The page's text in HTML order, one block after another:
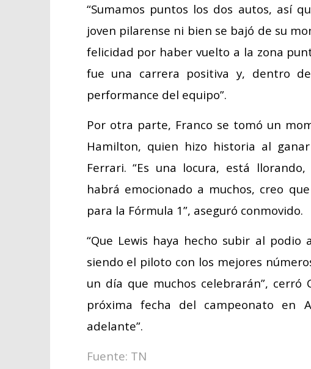
“Sumamos puntos los dos autos, así
joven pilarense ni bien se bajó de su
felicidad por haber vuelto a la zona
fue una carrera positiva y, dentro
performance del equipo”.
Por otra parte, Franco se tomó un
Hamilton, quien hizo historia al
Ferrari. “Es una locura, está
habrá emocionado a muchos, creo
para la Fórmula 1”, aseguró conmovido.
“Que Lewis haya hecho subir al
siendo el piloto con los mejores
un día que muchos celebrarán”,
próxima fecha del campeonato en
adelante”.
Fuente: TN